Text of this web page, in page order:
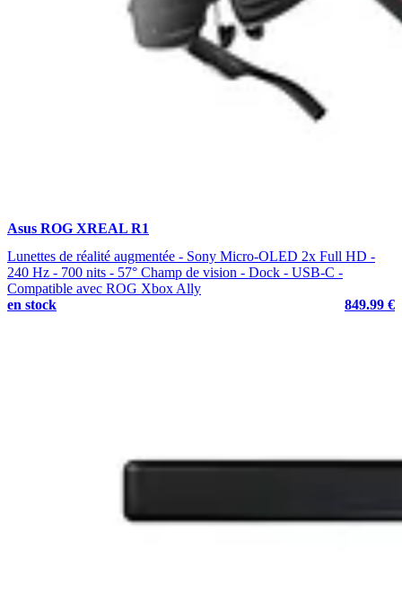
Asus ROG XREAL R1
Lunettes de réalité augmentée - Sony Micro-OLED 2x Full HD -
240 Hz - 700 nits - 57° Champ de vision - Dock - USB-C -
Compatible avec ROG Xbox Ally
en stock
849.99 €